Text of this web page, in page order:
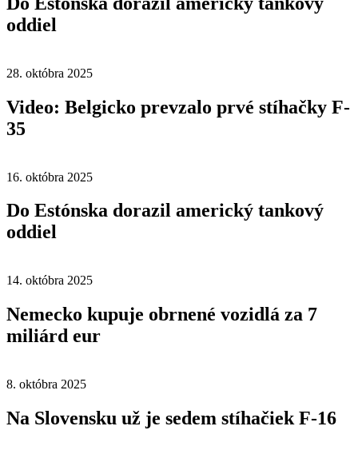
oddiel
28. októbra 2025
Video: Belgicko prevzalo prvé stíhačky F-
35
16. októbra 2025
Do Estónska dorazil americký tankový
oddiel
14. októbra 2025
Nemecko kupuje obrnené vozidlá za 7
miliárd eur
8. októbra 2025
Na Slovensku už je sedem stíhačiek F-16